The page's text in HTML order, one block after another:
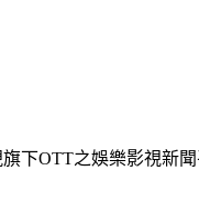
下OTT之娛樂影視新